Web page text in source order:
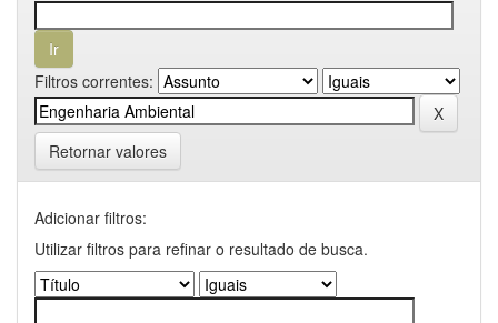
Filtros correntes:
Retornar valores
Adicionar filtros:
Utilizar filtros para refinar o resultado de busca.